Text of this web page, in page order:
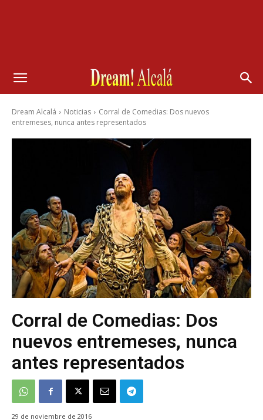
Dream Alcalá Noticias
Corral de Comedias: Dos nuevos
entremeses, nunca antes representados
Corral de Comedias: Dos
nuevos entremeses, nunca
antes representados
29 de noviembre de 2016